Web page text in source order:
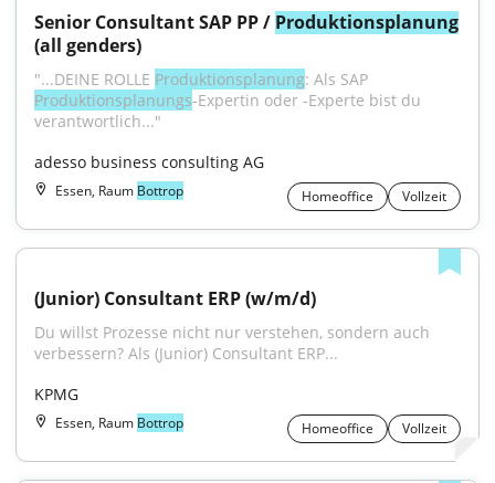
Senior Consultant SAP PP / Produktionsplanung
(all genders)
"...DEINE ROLLE Produktionsplanung
Produktionsplanungs-Expertin oder -Experte bist du
verantwortlich..."
adesso business consulting AG
Essen, Raum Bottrop Homeoffice Vollzeit
(Junior) Consultant ERP (w/m/d)
Du willst Prozesse nicht nur verstehen, sondern auch
verbessern? Als (Junior) Consultant ERP...
KPMG
Essen, Raum Bottrop Homeoffice Vollzeit